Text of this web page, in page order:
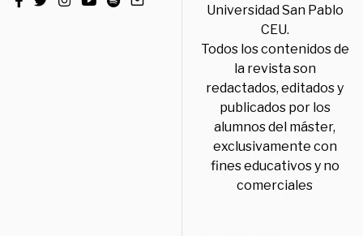
Universidad San Pablo
CEU.
Todos los contenidos de
la revista son
redactados, editados y
publicados por los
alumnos del máster,
exclusivamente con
fines educativos y no
comerciales